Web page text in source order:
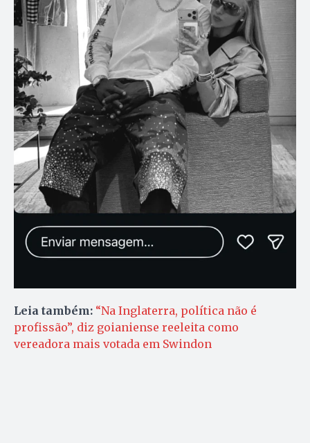
Leia também: “Na Inglaterra, política não é
profissão”, diz goianiense reeleita como
vereadora mais votada em Swindon